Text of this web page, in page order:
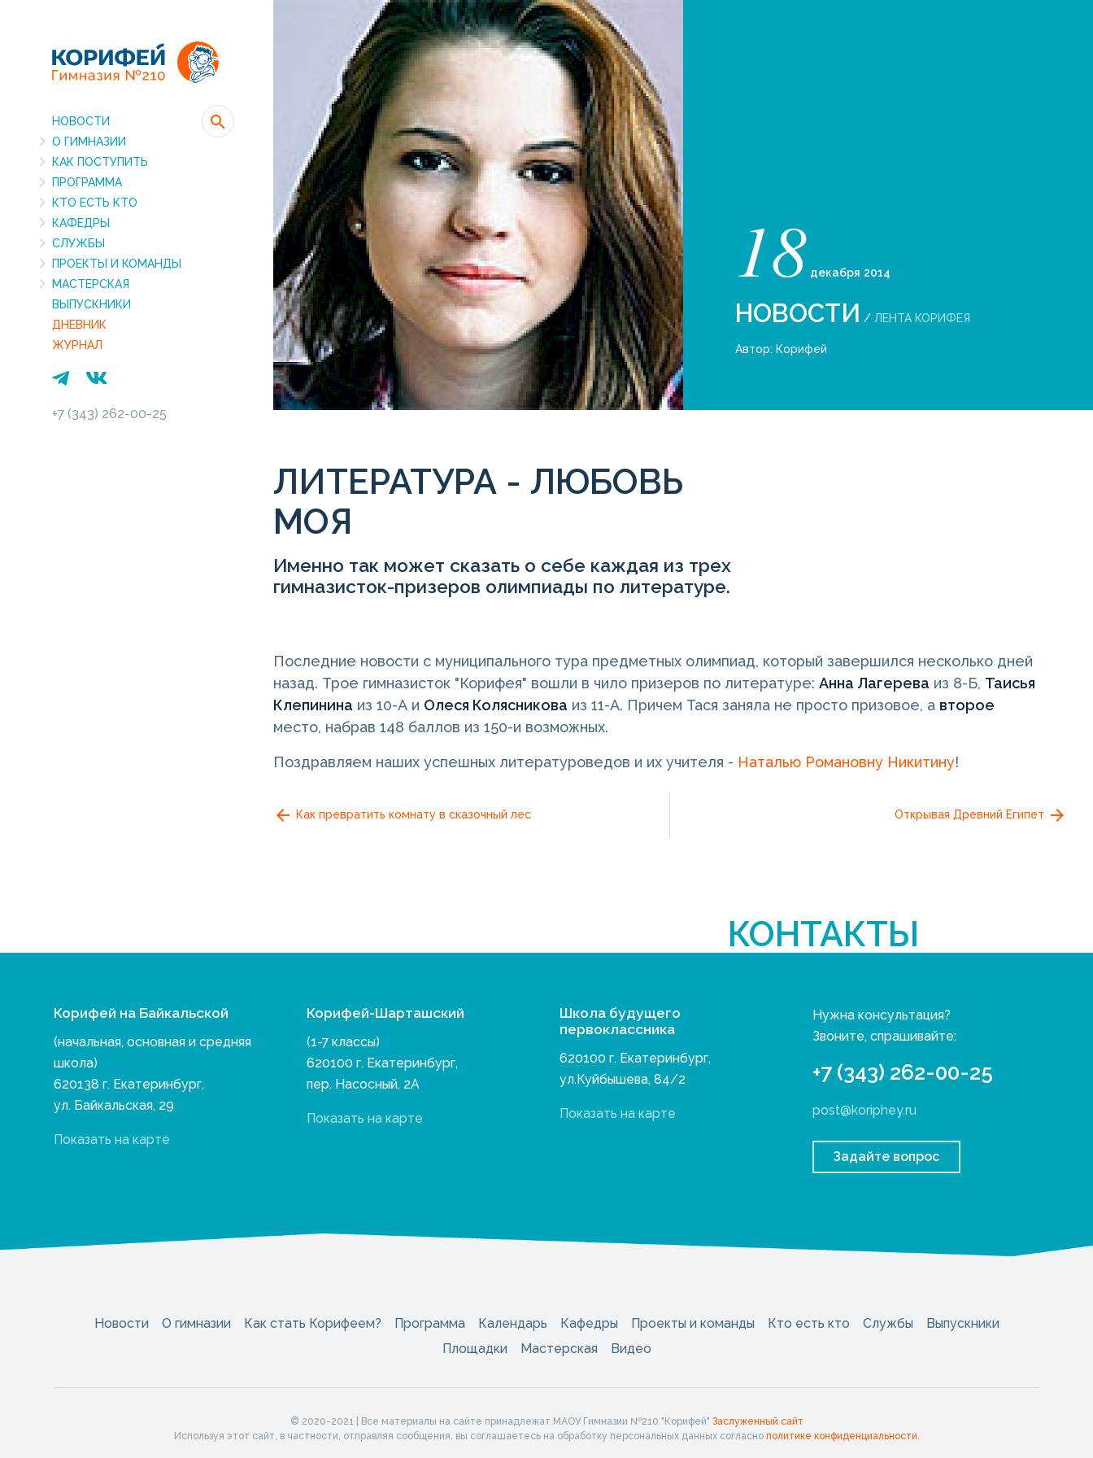
НОВОСТИ
О ГИМНАЗИИ
КАК ПОСТУПИТЬ
ПРОГРАММА
КТО ЕСТЬ КТО
КАФЕДРЫ
СЛУЖБЫ
ПРОЕКТЫ И КОМАНДЫ
МАСТЕРСКАЯ
ВЫПУСКНИКИ
ДНЕВНИК
ЖУРНАЛ
+7 (343) 262-00-25
18 декабря 2014
НОВОСТИ / ЛЕНТА КОРИФЕЯ
Автор: Корифей
ЛИТЕРАТУРА - ЛЮБОВЬ
МОЯ
Именно так может сказать о себе каждая из трех
гимназисток-призеров олимпиады по литературе.
Последние новости с муниципального тура предметных олимпиад, который завершился несколько дней
назад. Трое гимназисток "Корифея" вошли в чило призеров по литературе: Анна Лагерева из 8-Б, Таисья
Клепинина из 10-А и Олеся Колясникова из 11-А. Причем Тася заняла не просто призовое, а второе
место, набрав 148 баллов из 150-и возможных.
Поздравляем наших успешных литературоведов и их учителя - Наталью Романовну Никитину!
Как превратить комнату в сказочный лес Открывая Древний Египет
КОНТАКТЫ
Корифей на Байкальской
(начальная, основная и средняя
школа)
620138 г. Екатеринбург,
ул. Байкальская, 29
Показать на карте
Корифей-Шарташский
(1-7 классы)
620100 г. Екатеринбург,
пер. Насосный, 2А
Показать на карте
Школа будущего
первоклассника
620100 г. Екатеринбург,
ул.Куйбышева, 84/2
Показать на карте
Нужна консультация?
Звоните, спрашивайте:
+7 (343) 262-00-25
post@koriphey.ru
Задайте вопрос
Новости О гимназии Как стать Корифеем? Программа Календарь Кафедры Проекты и команды Кто есть кто Службы
Выпускники
Площадки
Мастерская Видео
© 2020-2021 | Все материалы на сайте принадлежат МАОУ Гимназии №210 "Корифей" Заслуженный сайт
Используя этот сайт, в частности, отправляя сообщения, вы соглашаетесь на обработку персональных данных согласно политике конфиденциальности.